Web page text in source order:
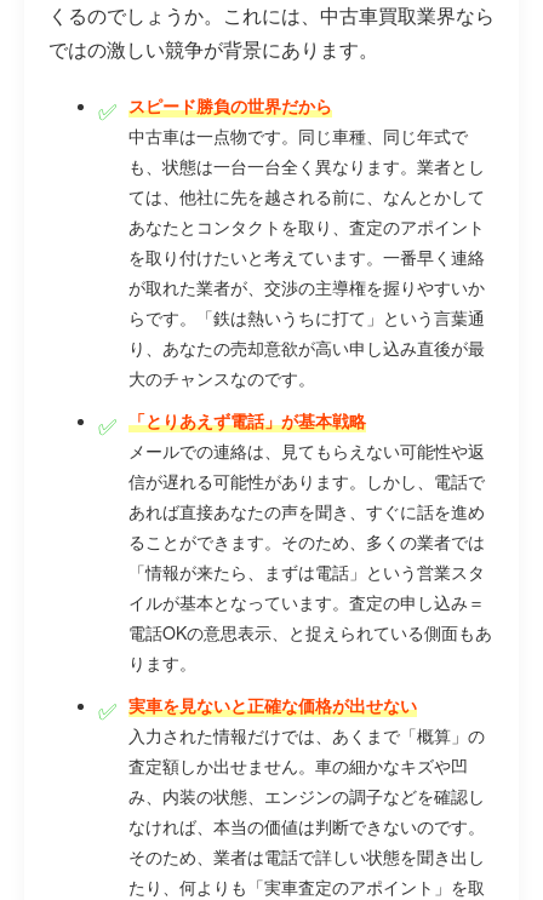
くるのでしょうか。これには、中古車買取業界なら
ではの激しい競争が背景にあります。
スピード勝負の世界だから
中古車は一点物です。同じ車種、同じ年式で
も、状態は一台一台全く異なります。業者とし
ては、他社に先を越される前に、なんとかして
あなたとコンタクトを取り、査定のアポイント
を取り付けたいと考えています。一番早く連絡
が取れた業者が、交渉の主導権を握りやすいか
らです。「鉄は熱いうちに打て」という言葉通
り、あなたの売却意欲が高い申し込み直後が最
大のチャンスなのです。
「とりあえず電話」が基本戦略
メールでの連絡は、見てもらえない可能性や返
信が遅れる可能性があります。しかし、電話で
あれば直接あなたの声を聞き、すぐに話を進め
ることができます。そのため、多くの業者では
「情報が来たら、まずは電話」という営業スタ
イルが基本となっています。査定の申し込み＝
電話OKの意思表示、と捉えられている側面もあ
ります。
実車を見ないと正確な価格が出せない
入力された情報だけでは、あくまで「概算」の
査定額しか出せません。車の細かなキズや凹
み、内装の状態、エンジンの調子などを確認し
なければ、本当の価値は判断できないのです。
そのため、業者は電話で詳しい状態を聞き出し
たり、何よりも「実車査定のアポイント」を取